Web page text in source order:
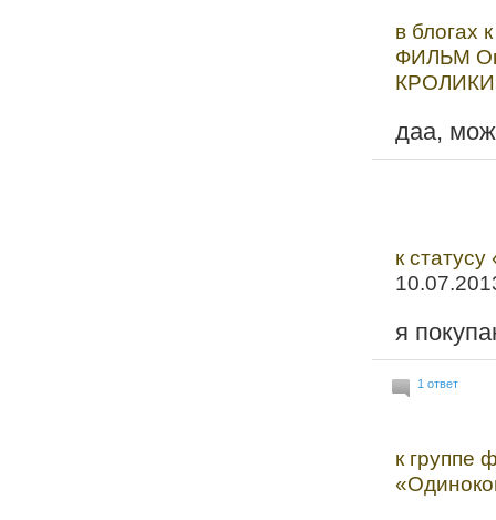
в блогах
ФИЛЬМ
даа,
к
я
1 ответ
к группе